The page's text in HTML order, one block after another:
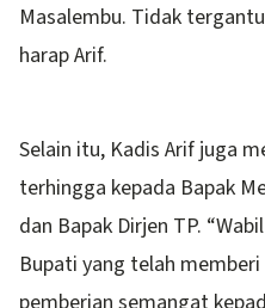
Masalembu. Tidak
harap Arif.
Selain itu, Kadis Arif juga
terhingga kepada Bapak
dan Bapak Dirjen TP.
Bupati yang telah